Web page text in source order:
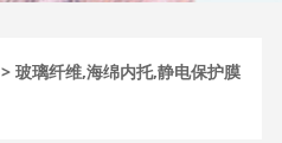
> 玻璃纤维,海绵内托,静电保护膜